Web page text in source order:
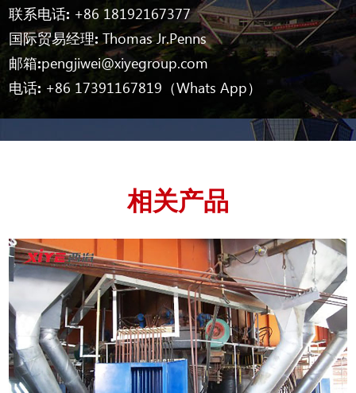
联系电话: +86 18192167377
国际贸易经理:Thomas Jr.Penns
邮箱:pengjiwei@xiyegroup.com
电话: +86 17391167819（Whats App）
相关产品